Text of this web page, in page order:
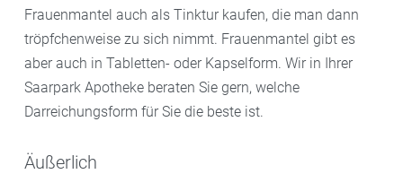
Frauenmantel auch als Tinktur kaufen, die man dann
tröpfchenweise zu sich nimmt. Frauenmantel gibt es
aber auch in Tabletten- oder Kapselform. Wir in Ihrer
Saarpark Apotheke beraten Sie gern, welche
Darreichungsform für Sie die beste ist.
Äußerlich